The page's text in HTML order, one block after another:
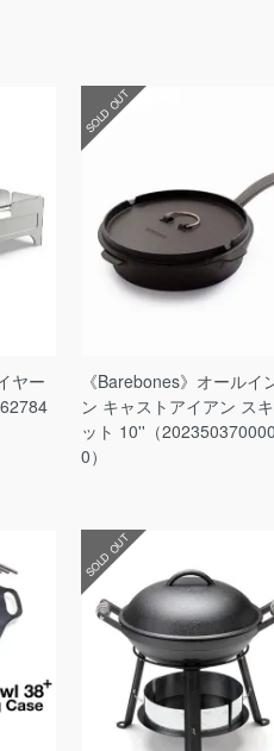
ヤー
SOLD OUT
《Barebones》オールイ
ン キャストアイアン ス
ット 10''（
0）
SOLD OUT